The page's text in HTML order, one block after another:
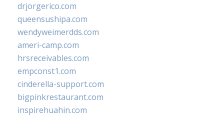
drjorgerico.com
queensushipa.com
wendyweimerdds.com
ameri-camp.com
hrsreceivables.com
empconst1.com
cinderella-support.com
bigpinkrestaurant.com
inspirehuahin.com